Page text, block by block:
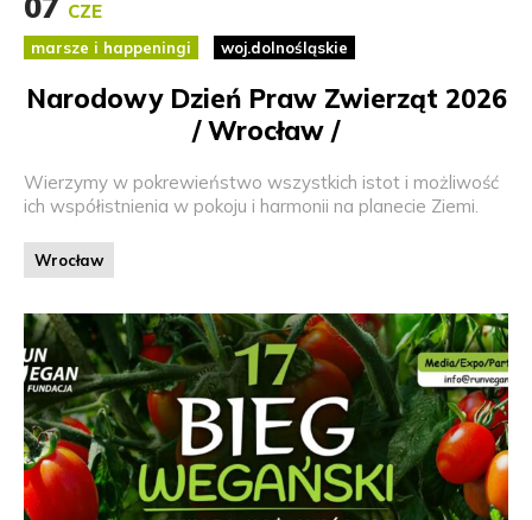
CZE
marsze i happeningi woj.dolnośląskie
Narodowy Dzień Praw Zwierząt 2026
/ Wrocław /
Wierzymy w pokrewieństwo wszystkich istot i możliwość
ich współistnienia w pokoju i harmonii na planecie Ziemi.
Wrocław